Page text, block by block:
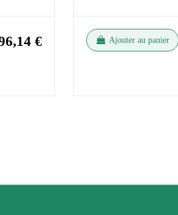
€ Ajouter au panier